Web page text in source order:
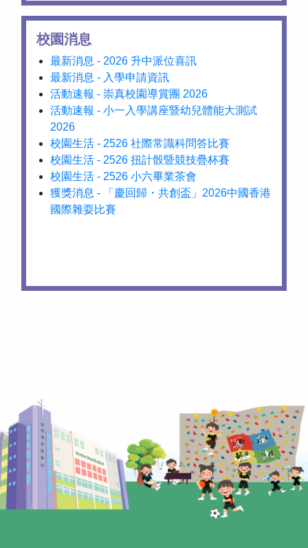
校園消息
最新消息 - 2026 升中派位喜訊
最新消息 - 入學申請資訊
活動速報 - 崇真校園導賞團 2026
活動速報 - 小一入學講座暨幼兒體能大測試
2026
校園生活 - 2526 社際常識科問答比賽
校園生活 - 2526 扭計骰暨競技疊杯賽
校園生活 - 2526 小六畢業茶會
獲獎消息 - 「慶回歸・共創盃」2026中國香港
國際雜耍比賽